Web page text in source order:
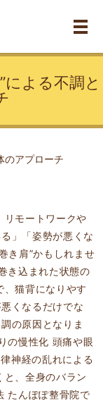
による不調と
のアプローチ
リモートワークや
」「姿勢が悪くな
き肩”かもしれませ
き込まれた状態の
、猫背になりやす
くなるだけでな
の原因となりま
の慢性化 頭痛や眼
神経の乱れによる
、全身のバラン
たんぽぽ整骨院で